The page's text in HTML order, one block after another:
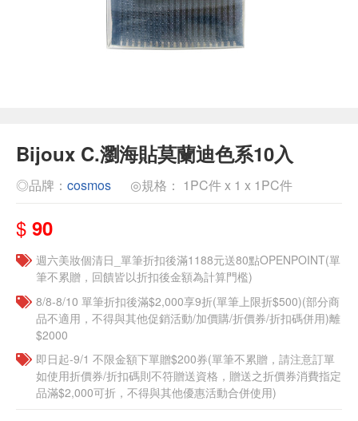
Bijoux C.瀏海貼莫蘭迪色系10入
◎品牌： cosmos ◎規格： 1PC件 x 1 x 1PC件
$ 90
週六美妝個清日_單筆折扣後滿1188元送80點OPENPOINT(單
筆不累贈，回饋皆以折扣後金額為計算門檻)
8/8-8/10 單筆折扣後滿$2,000享9折(單筆上限折$500)(部分商
品不適用，不得與其他促銷活動/加價購/折價券/折扣碼併用)離
$2000
即日起-9/1 不限金額下單贈$200券(單筆不累贈，請注意訂單
如使用折價券/折扣碼則不符贈送資格，贈送之折價券消費指定
品滿$2,000可折，不得與其他優惠活動合併使用)